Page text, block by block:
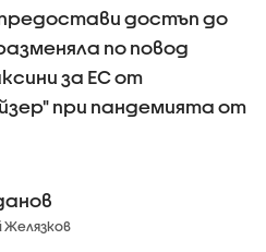
достъп до
по повод
за ЕС от
при пандемията от
Желязков